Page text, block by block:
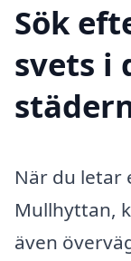
Sök
svets i
När du letar
Mullhyttan,
även